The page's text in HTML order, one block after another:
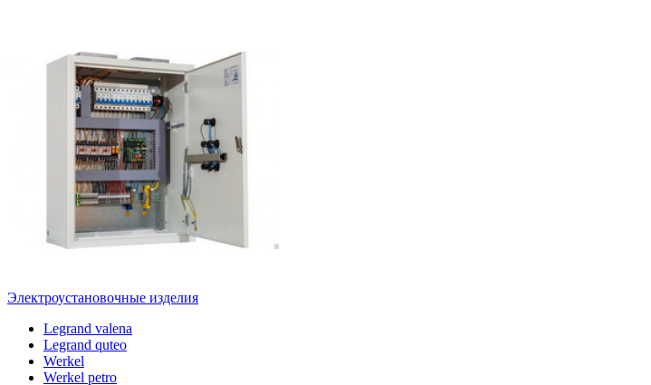
Электроустановочные изделия
Legrand valena
Legrand quteo
Werkel
Werkel petro